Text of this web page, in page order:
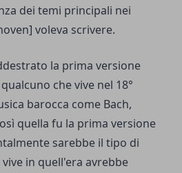
dei temi principali nei
voleva scrivere.
la prima versione
che vive nel 18°
barocca come Bach,
quella fu la prima versione
sarebbe il tipo di
in quell'era avrebbe